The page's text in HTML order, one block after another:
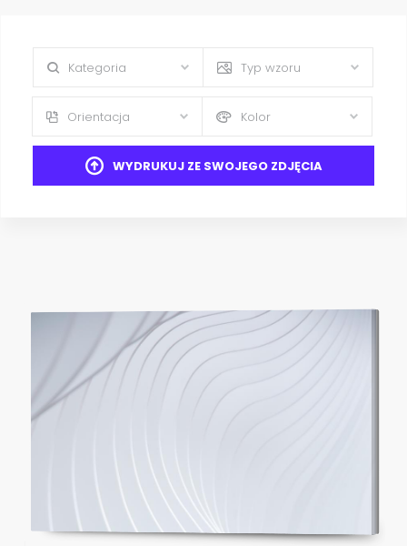
Kategoria Typ wzoru
Orientacja Kolor
WYDRUKUJ ZE SWOJEGO ZDJĘCIA